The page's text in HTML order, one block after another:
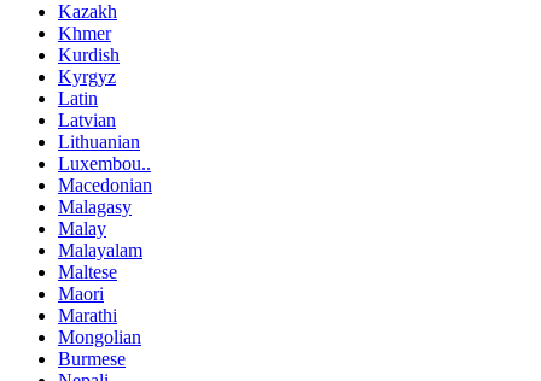
Kazakh
Khmer
Kurdish
Kyrgyz
Latin
Latvian
Lithuanian
Luxembou..
Macedonian
Malagasy
Malay
Malayalam
Maltese
Maori
Marathi
Mongolian
Burmese